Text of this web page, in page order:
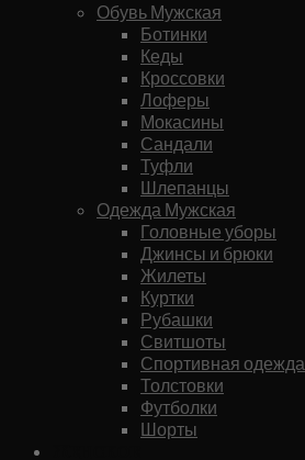
Обувь Мужская
Ботинки
Кеды
Кроссовки
Лоферы
Мокасины
Сандали
Туфли
Шлепанцы
Одежда Мужская
Головные уборы
Джинсы и брюки
Жилеты
Куртки
Рубашки
Свитшоты
Спортивная одежда
Толстовки
Футболки
Шорты